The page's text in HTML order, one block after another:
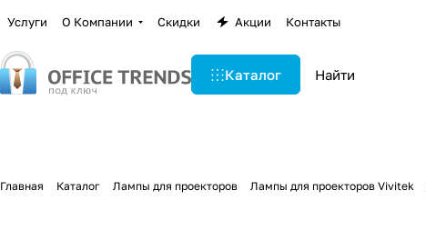
Услуги О Компании Скидки Акции Контакты
Каталог
Главная Каталог Лампы для проекторов Лампы для проекторов Vivitek